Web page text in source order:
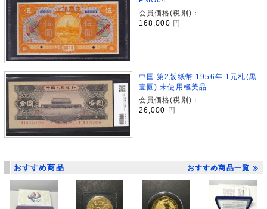
会員価格(税別)：
168,000 円
中国 第2版紙幣 1956年 1元札(黒
壹圓) 未使用極美品
会員価格(税別)：
26,000
円
おすすめ商品 おすすめ商品一覧